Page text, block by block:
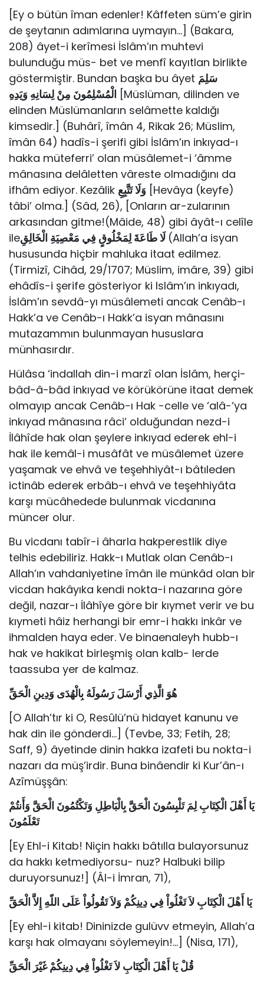
[Ey o bütün îman edenler! Kâffeten süm’e girin
de şeytanın adımlarına uy­mayın…] (Bakara,
208) âyet-i kerîmesi İslâm’ın muhtevi
bulunduğu müs- bet ve menfî kayıtlan birlikte
göstermiştir. Bundan başka bu âyet سَلِمَ
الْمُسْلِمُونَ مِنْ لِسَانِهِ وَيَدِهِ [Müslüman, dilinden ve
elinden Müslümanların selâmette kaldığı
kimsedir.] (Buhârî, îmân 4, Rikak 26; Müslim,
îmân 64) hadîs-i şerifi gibi İslâm’ın inkıyad-ı
hakka müteferri’ olan müsâlemet-i ‘âmme
mânasına delâletten vâreste olmadığını da
ifhâm ediyor. Kezâlik وَلَا تَتَّبِعِ [Hevâya (keyfe)
tâbi’ olma.] (Sâd, 26), [Onların ar-zularının
arkasından gitme!(Mâide, 48) gibi âyât-ı celîle
ile
لَا طَاعَةَ لِمَخْلُوقٍفِي مَعْصِيَةِ الْخَالِقِ (Allah’a isyan
hususunda hiçbir mahluka itaat edilmez.
(Tirmizî, Cihâd, 29/1707; Müslim, imâre, 39) gibi
ehâdîs-i şerife göste­riyor ki Islâm’ın inkıyadı,
İslâm’ın sevdâ-yı müsâlemeti ancak Cenâb-ı
Hakk’a ve Cenâb-ı Hakk’a isyan mânasını
mutazammın bulunmayan hu­suslara
münhasırdır.
Hülâsa ‘indallah din-i marzî olan İslâm, herçi-
bâd-â-bâd inkıyad ve körükörüne itaat demek
olmayıp ancak Cenâb-ı Hak -celle ve ‘alâ-‘ya
inkıyad mânasına râci‘ olduğundan nezd-i
İlâhîde hak olan şeylere inkıyad ederek ehl-i
hak ile kemâl-i musâfât ve müsâlemet üzere
yaşamak ve ehvâ ve teşehhiyât-ı bâtıleden
ictinâb ederek erbâb-ı ehvâ ve teşehhiyâta
karşı mücâhedede bulunmak vicdanına
müncer olur.
Bu vicdanı tabîr-i âharla hakperestlik diye
telhis edebiliriz. Hakk-ı Mutlak olan Cenâb-ı
Allah’ın vahdaniyetine îmân ile münkâd olan bir
vicdan hakâyıka kendi nokta-i nazarına göre
değil, nazar-ı İlâhîye göre bir kıymet verir ve bu
kıymeti hâiz herhangi bir emr-i hakkı inkâr ve
ihmal­den haya eder. Ve binaenaleyh hubb-ı
hak ve hakikat birleşmiş olan kalb- lerde
taassuba yer de kalmaz.
هُوَ الَّذِي أَرْسَلَ رَسُولَهُ بِالْهُدَى وَدِينِ الْحَقِّ
[O Allah’tır ki O, Resûlü’nü hidayet kanunu ve
hak din ile gönderdi…] (Tevbe, 33; Fetih, 28;
Saff, 9) âyetinde dinin hakka izafeti bu nokta-i
nazarı da müş’irdir. Buna binâendir ki Kur’ân-ı
Azîmüşşân:
يَا أَهْلَ الْكِتَابِ لِمَ تَلْبِسُونَ الْحَقَّ بِالْبَاطِلِ وَتَكْتُمُونَ الْحَقَّ وَأَنتُمْ
تَعْلَمُونَ
[Ey Ehl-i Kitab! Niçin hakkı bâtılla bulayorsunuz
da hakkı ketmediyorsu- nuz? Halbuki bilip
duruyorsunuz!] (Âl-i İmran, 71),
يَا أَهْلَ الْكِتَابِ لاَ تَغْلُواْ فِي دِينِكُمْ وَلاَ تَقُولُواْ عَلَى اللّهِ إِلاَّ الْحَقِّ
[Ey ehl-i kitab! Dininizde gulüvv etmeyin, Allah’a
karşı hak olmayanı söy­lemeyin!…] (Nisa, 171),
قُلْ يَا أَهْلَ الْكِتَابِ لاَ تَغْلُواْ فِي دِينِكُمْ غَيْرَ الْحَقِّ